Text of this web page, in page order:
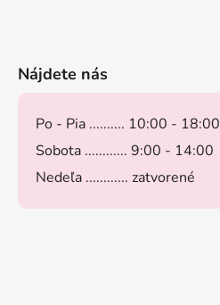
Nájdete nás
Po - Pia .......... 10:00 - 18:00
Sobota ............ 9:00 - 14:00
Nedeľa ............ zatvorené